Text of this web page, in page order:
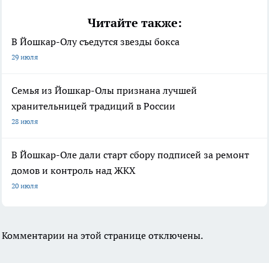
Читайте также:
В Йошкар-Олу съедутся звезды бокса
29 июля
Семья из Йошкар-Олы признана лучшей
хранительницей традиций в России
28 июля
В Йошкар-Оле дали старт сбору подписей за ремонт
домов и контроль над ЖКХ
20 июля
Комментарии на этой странице отключены.